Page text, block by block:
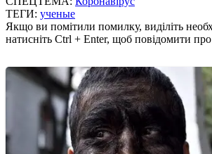
ТЕГИ: ученые
Якщо ви помітили помилку, виділіть
натисніть Ctrl + Enter, щоб повідомити